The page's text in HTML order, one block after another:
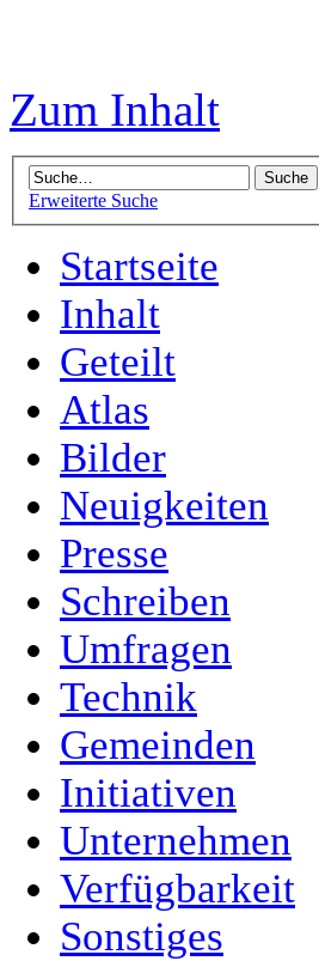
Zum Inhalt
Erweiterte Suche
Startseite
Inhalt
Geteilt
Atlas
Bilder
Neuigkeiten
Presse
Schreiben
Umfragen
Technik
Gemeinden
Initiativen
Unternehmen
Verfügbarkeit
Sonstiges